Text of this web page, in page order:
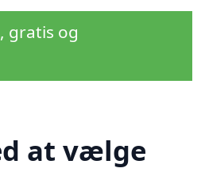
gratis og
at vælge